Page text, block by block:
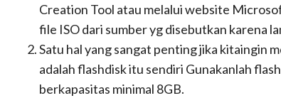
Creation Tool atau melalui website
file ISO dari sumber yg disebutkan karena
Satu hal yang sangat penting jika kitaingin
adalah flashdisk itu sendiri Gunakanlah
berkapasitas minimal 8GB.